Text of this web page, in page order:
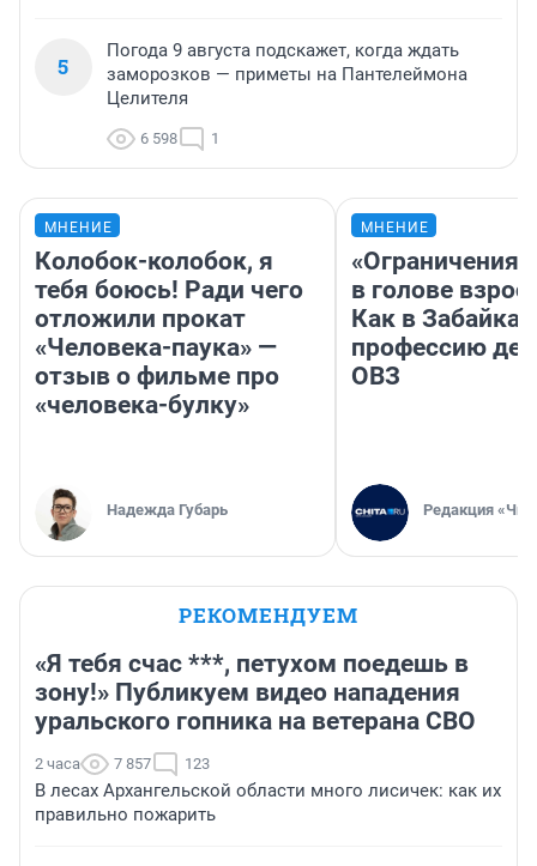
5
Погода 9 августа подскажет, когда ждать
заморозков — приметы на Пантелеймона
Целителя
6 598 1
МНЕНИЕ
Колобок-колобок, я
тебя боюсь! Ради чего
отложили прокат
«Человека-паука» —
отзыв о фильме про
«человека-булку»
Надежда Губарь
МНЕНИЕ
«Ограничения
в голове
Как в
профессию
ОВЗ
Редакция
РЕКОМЕНДУЕМ
«Я тебя счас ***, петухом поедешь в
зону!» Публикуем видео нападения
уральского гопника на ветерана СВО
2 часа 7 857 123
В лесах Архангельской области много лисичек: как их
правильно пожарить